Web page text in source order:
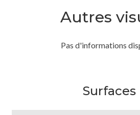
Autres
Pas d'informations
Surfaces